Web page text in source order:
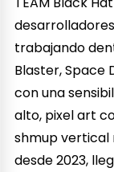
trabajando
Blaster, Space
con una
alto, pixel art
shmup vertical
desde 2023,